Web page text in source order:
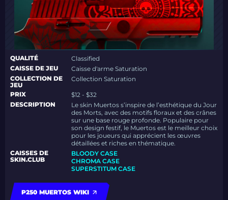
QUALITÉ
Classified
CAISSE DE JEU
Caisse d'arme Saturation
COLLECTION DE
JEU
Collection Saturation
PRIX
$12 - $32
DESCRIPTION
Le skin Muertos s’inspire de l’esthétique du Jour
des Morts, avec des motifs floraux et des crânes
sur une base rouge profonde. Populaire pour
son design festif, le Muertos est le meilleur choix
pour les joueurs qui apprécient les œuvres
détaillées et riches en thématique.
CAISSES DE
SKIN.CLUB
BLOODY CASE
CHROMA CASE
SUPERSTITUM CASE
P250 MUERTOS WIKI